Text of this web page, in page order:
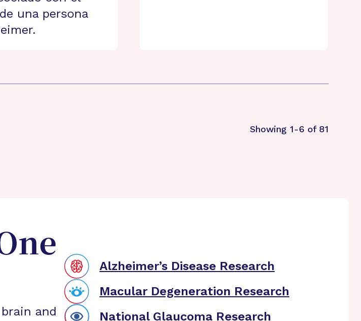
una persona
Showing 1-6 of 81
and
Alzheimer’s Disease Research
Macular Degeneration Research
National Glaucoma Research